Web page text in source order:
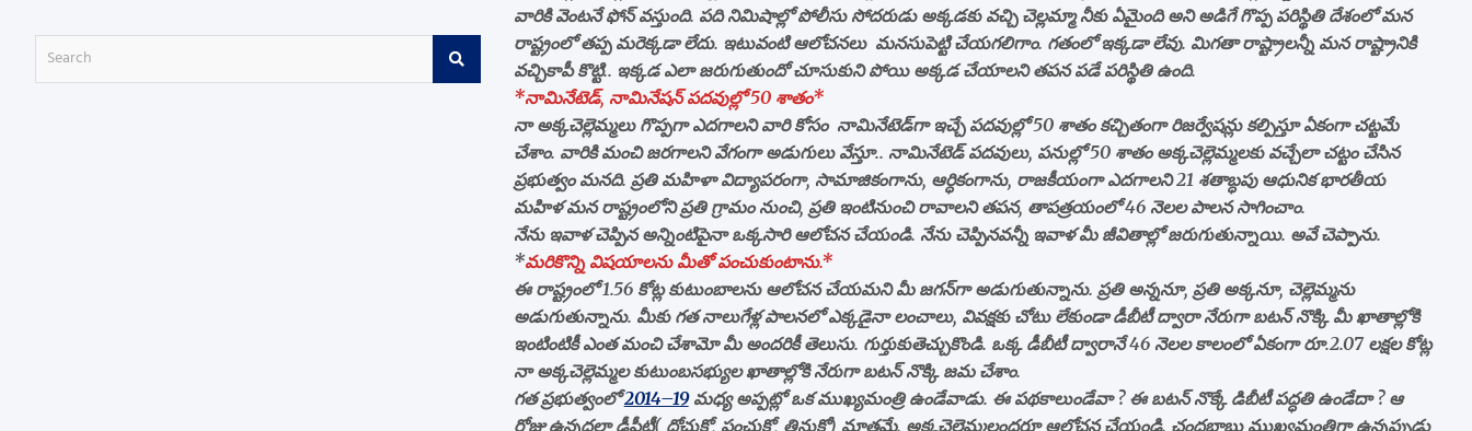
వారికి వెంటనే ఫోన్‌ వస్తుంది. పది నిమిషాల్లో పోలీసు సోదరుడు అక్కడకు వచ్చి చెల్లమ్మా నీకు ఏమైంది అని అడిగే గొప్ప పరిస్థితి దేశంలో మన
రాష్ట్రంలో తప్ప మరెక్కడా లేదు. ఇటువంటి ఆలోచనలు మనసుపెట్టి చేయగలిగాం. గతంలో ఇక్కడా లేవు. మిగతా రాష్ట్రాలన్నీ మన రాష్ట్రానికి
వచ్చికాపీ కొట్టి.. ఇక్కడ ఎలా జరుగుతుందో చూసుకుని పోయి అక్కడ చేయాలని తపన పడే పరిస్థితి ఉంది.
*నామినేటెడ్‌, నామినేషన్ పదవుల్లో 50 శాతం*
నా అక్కచెల్లెమ్మలు గొప్పగా ఎదగాలని వారి కోసం నామినేటెడ్‌గా ఇచ్చే పదవుల్లో 50 శాతం కచ్చితంగా రిజర్వేషన్లు కల్పిస్తూ ఏకంగా చట్టమే
చేశాం. వారికి మంచి జరగాలని వేగంగా అడుగులు వేస్తూ.. నామినేటెడ్‌ పదవులు, పనుల్లో 50 శాతం అక్కచెల్లెమ్మలకు వచ్చేలా చట్టం చేసిన
ప్రభుత్వం మనది. ప్రతి మహిళా విద్యాపరంగా, సామాజికంగాను, ఆర్ధికంగాను, రాజకీయంగా ఎదగాలని 21 శతాబ్ధపు ఆధునిక భారతీయ
మహిళ మన రాష్ట్రంలోని ప్రతి గ్రామం నుంచి, ప్రతి ఇంటినుంచి రావాలని తపన, తాపత్రయంలో 46 నెలల పాలన సాగించాం.
నేను ఇవాళ చెప్పిన అన్నింటిపైనా ఒక్కసారి ఆలోచన చేయండి. నేను చెప్పినవన్నీ ఇవాళ మీ జీవితాల్లో జరుగుతున్నాయి. అవే చెప్పాను.
*మరికొన్ని విషయాలను మీతో పంచుకుంటాను.*
ఈ రాష్ట్రంలో 1.56 కోట్ల కుటుంబాలను ఆలోచన చేయమని మీ జగన్‌గా అడుగుతున్నాను. ప్రతి అన్ననూ, ప్రతి అక్కనూ, చెల్లెమ్మను
అడుగుతున్నాను. మీకు గత నాలుగేళ్ల పాలనలో ఎక్కడైనా లంచాలు, వివక్షకు చోటు లేకుండా డీబీటీ ద్వారా నేరుగా బటన్‌ నొక్కి మీ ఖాతాల్లోకి
ఇంటింటికీ ఎంత మంచి చేశామో మీ అందరికీ తెలుసు. గుర్తుకుతెచ్చుకొండి. ఒక్క డీబీటీ ద్వారానే 46 నెలల కాలంలో ఏకంగా రూ.2.07 లక్షల కోట్ల
నా అక్కచెల్లెమ్మల కుటుంబసభ్యుల ఖాతాల్లోకి నేరుగా బటన్‌ నొక్కి జమ చేశాం.
గత ప్రభుత్వంలో2014–19మధ్య అప్పట్లో ఒక ముఖ్యమంత్రి ఉండేవాడు. ఈ పథకాలుండేవా ? ఈ బటన్‌ నొక్కే డిబీటీ పద్ధతి ఉండేదా ? ఆ
రోజు ఉన్నదల్లా డీపీటీ( దోచుకో, పంచుకో, తినుకో) మాత్రమే. అక్కచెల్లెమ్మలందరూ ఆలోచన చేయండి. చంద్రబాబు ముఖ్యమంత్రిగా ఉన్నప్పుడు